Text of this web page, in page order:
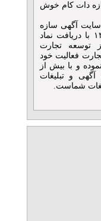
دات کام خوش
سایت آگهی سازه
به طور رسمی از تاریخ ۱۳۹۱/۴/۱۸ با دریافت نماد
توسعه تجارت
فعالیت خود
و با بیش از
آگهی و تبلیغات
شماست.